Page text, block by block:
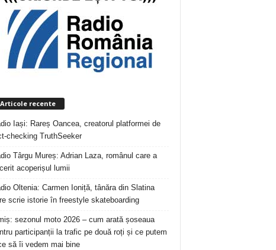
Articole recente
Iași: Rareș Oancea, creatorul platformei de
checking TruthSeeker
Târgu Mureș: Adrian Laza, românul care a
acoperișul lumii
Oltenia: Carmen Ioniță, tânăra din Slatina
scrie istorie în freestyle skateboarding
sezonul moto 2026 – cum arată șoseaua
participanții la trafic pe două roți și ce putem
să îi vedem mai bine